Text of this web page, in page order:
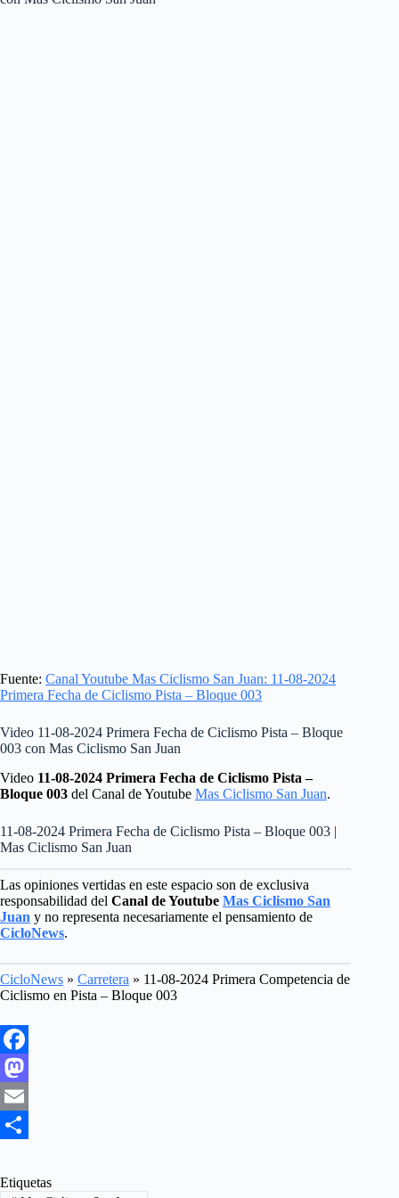
Fuente: Canal Youtube Mas Ciclismo San Juan: 11-08-2024
Primera Fecha de Ciclismo Pista – Bloque 003
Video 11-08-2024 Primera Fecha de Ciclismo Pista – Bloque
003 con Mas Ciclismo San Juan
Video 11-08-2024 Primera Fecha de Ciclismo Pista –
Bloque 003 del Canal de Youtube Mas Ciclismo San Juan.
11-08-2024 Primera Fecha de Ciclismo Pista – Bloque 003 |
Mas Ciclismo San Juan
Las opiniones vertidas en este espacio son de exclusiva
responsabilidad del Canal de Youtube Mas Ciclismo San
Juan y no representa necesariamente el pensamiento de
CicloNews.
CicloNews » Carretera » 11-08-2024 Primera Competencia de
Ciclismo en Pista – Bloque 003
F
a
c
b
M
a
t
E
a
h
Etiquetas